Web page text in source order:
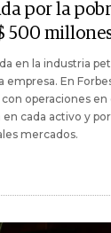
por la
500
en la industria
empresa. En
operaciones
cada activo y
mercados.